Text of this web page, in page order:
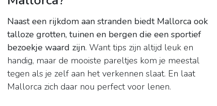
Naast een rijkdom aan stranden biedt Mallorca ook
talloze grotten, tuinen en bergen die een sportief
bezoekje waard zijn. Want tips zijn altijd leuk en
handig, maar de mooiste pareltjes kom je meestal
tegen als je zelf aan het verkennen slaat. En laat
Mallorca zich daar nou perfect voor lenen.